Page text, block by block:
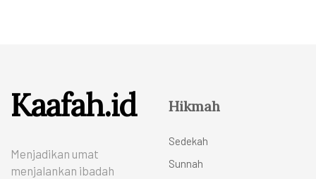
Kaafah.id
Menjadikan umat
menjalankan ibadah
Hikmah
Sedekah
Sunnah